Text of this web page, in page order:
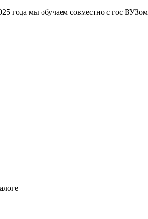
мы обучаем совместно с гос ВУЗом